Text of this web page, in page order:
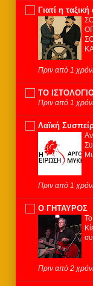
Γιατί η
Πριν από 1
ΤΟ
Πριν από 1
Λαϊκή
Πριν από 1
Ο ΓΗΤΑΥΡΟΣ
Πριν από 2